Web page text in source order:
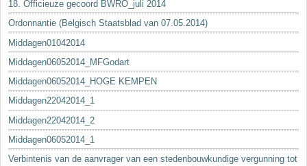
18. Officieuze gecoord BWRO_juli 2014
Ordonnantie (Belgisch Staatsblad van 07.05.2014)
Middagen01042014
Middagen06052014_MFGodart
Middagen06052014_HOGE KEMPEN
Middagen22042014_1
Middagen22042014_2
Middagen06052014_1
Verbintenis van de aanvrager van een stedenbouwkundige vergunning tot